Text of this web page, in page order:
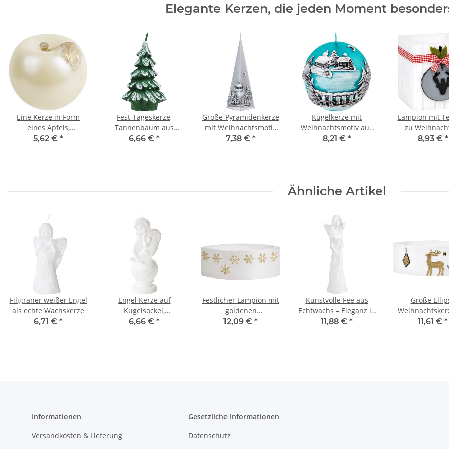
Elegante Kerzen, die jeden Moment
Eine Kerze in Form
eines Apfels,
Kugelkerze für den
5,62 € *
Fest-Tageskerze,
Tannenbaum aus
Wachs als
6,66 € *
Große Pyramidenkerze
mit Weihnachtsmotiv
aus Wachs,
7,38 € *
Kugelkerze mit
Weihnachtsmotiv aus
Wachs,
8,21 € *
Lampion mit
zu
8,93 € *
Ähnliche Artikel
Filigraner weißer Engel
als echte Wachskerze
6,71 € *
Engel Kerze auf
Kugelsockel,
Weihnachtsengel aus
6,66 € *
Festlicher Lampion mit
goldenen
Schneeflocken & Glitzer
12,09 € *
Kunstvolle Fee aus
Echtwachs – Eleganz in
Weiß
11,88 € *
Große
Rentier und
11,61 € *
Informationen
Versandkosten & Lieferung
Gesetzliche Informationen
Datenschutz